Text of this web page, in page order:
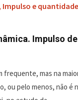
Impulso e
Impulso de
frequente, mas na
ou pelo menos, não é